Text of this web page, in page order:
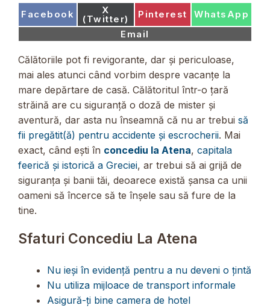
Share
Facebook Share
on
X
(Twitter) Share
Pinterest Share
WhatsApp
Share
on
Email
Călătoriile pot fi revigorante, dar și periculoase,
mai ales atunci când vorbim despre vacanțe la
mare depărtare de casă. Călătoritul într-o țară
străină are cu siguranță o doză de mister și
aventură, dar asta nu înseamnă că nu ar trebui să
fii pregătit(ă) pentru accidente și escrocherii. Mai
exact, când ești în concediu la Atena, capitala
feerică și istorică a Greciei, ar trebui să ai grijă de
siguranța și banii tăi, deoarece există șansa ca unii
oameni să încerce să te înșele sau să fure de la
tine.
Sfaturi Concediu La Atena
Nu ieși în evidență pentru a nu deveni o țintă
Nu utiliza mijloace de transport informale
Asigură-ți bine camera de hotel